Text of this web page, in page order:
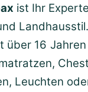
ist Ihr
über 16
Leuchten